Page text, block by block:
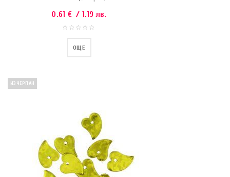
0.61 € / 1.19 лв.
ОЩЕ
ИЗЧЕРПАН